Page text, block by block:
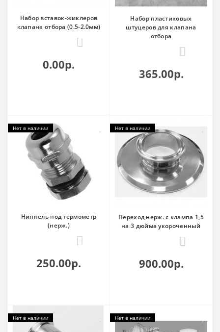
Набор вставок-жиклеров
клапана отбора (0.5-2.0мм)
0.00р.
Набор пластиковых
штуцеров для клапана
отбора
365.00р.
Нет в наличии
Ниппель под термометр
(нерж.)
250.00р.
Нет в наличии
Переход нерж. с клампа 1,5
на 3 дюйма укороченный
900.00р.
Нет в наличии Нет в наличии